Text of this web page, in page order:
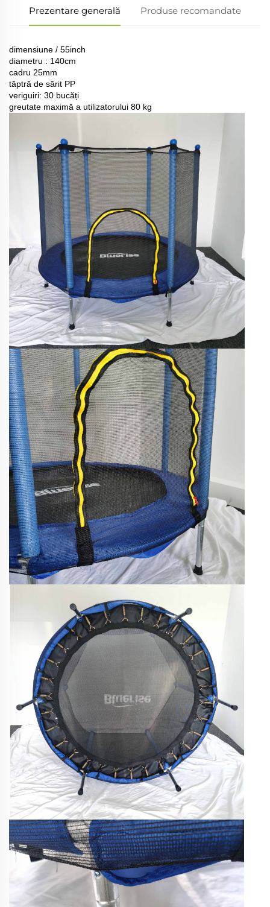
Prezentare generală Produse recomandate
dimensiune / 55inch
diametru : 140cm
cadru 25mm
tăptră de sărit PP
veriguiri: 30 bucăți
greutate maximă a utilizatorului 80 kg